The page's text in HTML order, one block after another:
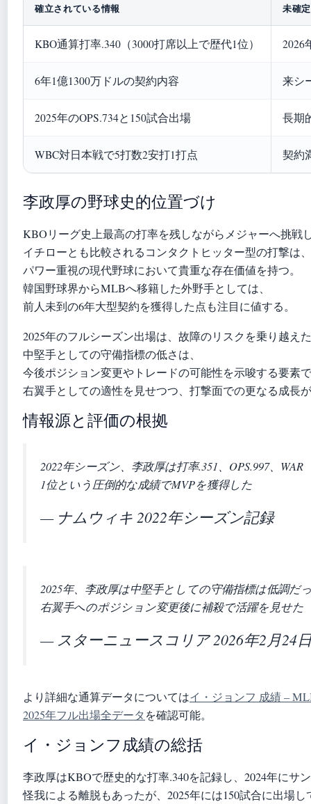
確立されている情報 未確
KBO通算打率.340（3000打席以上で歴代1位） 2026
6年1億1300万ドルの契約内容 来シ
2025年のOPS.734と150試合出場 長期
WBC対日本戦で5打数2安打1打点 契約
李政厚の野球史的位置づけ
KBOリーグ史上最高の打率を残しながらメジャーへ挑戦
イチローとも比較されるコンタクトヒッター型の打撃は、
パワー重視の現代野球において貴重な存在価値を持つ。
韓国野球界からMLBへ移籍した外野手としては、
前人未到の6年大型契約を獲得した点も注目に値する。
2025年のフルシーズン出場は、故障のリスクを乗り越え
中堅手としての守備指標の低さは、
今後ポジション変更やトレードの可能性を示唆する要素
右翼手としての適性を見せつつ、打撃面での更なる成長
情報源と評価の根拠
2022年シーズン、李政厚は打率.351、OPS.997、WAR
1位という圧倒的な成績でMVPを獲得した
— ナムウィキ 2022年シーズン記録
2025年、李政厚は中堅手としての守備指標は低調だ
右翼手へのポジション変更後に補殺で活躍を見せた
— スターニュースコリア 2026年2月24
より詳細な通算データについてはイ・ジョンフ 成績 –
2025年フル出場全データ を確認可能。
イ・ジョンフ成績の総括
李政厚はKBOで歴史的な打率.340を記録し、2024年にサ
怪我による離脱もあったが、2025年には150試合に出場し